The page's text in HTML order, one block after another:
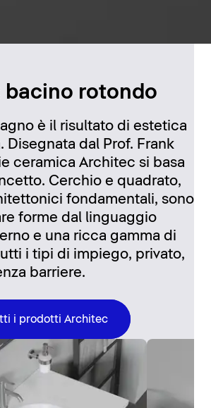
bacino rotondo
è il risultato di estetica
Disegnata dal Prof. Frank
ceramica Architec si basa
Cerchio e quadrato,
fondamentali, sono
forme dal linguaggio
e una ricca gamma di
i tipi di impiego, privato,
barriere.
i prodotti Architec